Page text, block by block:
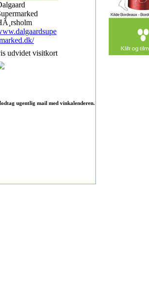
udvidet visitkort
ugentlig mail med vinkalenderen.